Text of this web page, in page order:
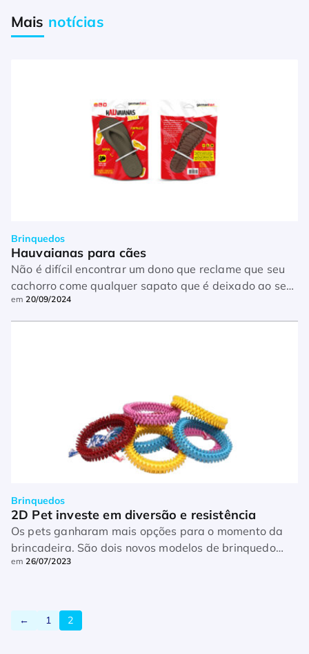
Mais notícias
Brinquedos
Hauvaianas para cães
Não é difícil encontrar um dono que reclame que seu
cachorro come qualquer sapato que é deixado ao seu
alcance. Pensando nisso, a Germanhart, empresa de
produtos para pets, lançou […]
em20/09/2024
Brinquedos
2D Pet investe em diversão e resistência
Os pets ganharam mais opções para o momento da
brincadeira. São dois novos modelos de brinquedo
que a 2D Pet disponibiliza para o mercado – as
em26/07/2023
← 1 2